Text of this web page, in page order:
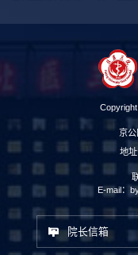
京公
地
E-mail：
院长信箱